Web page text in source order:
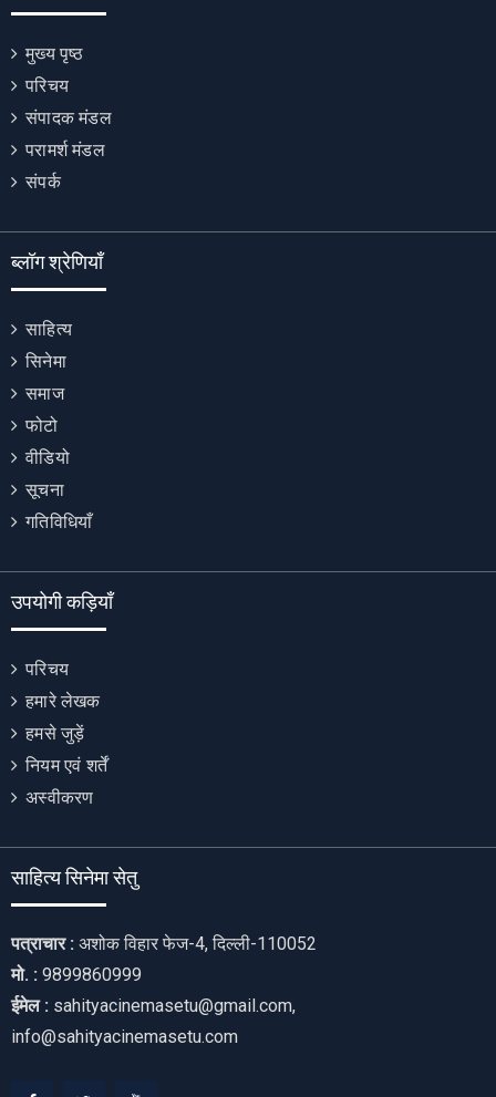
मुख्य पृष्ठ
परिचय
संपादक मंडल
परामर्श मंडल
संपर्क
ब्लॉग श्रेणियाँ
साहित्य
सिनेमा
समाज
फोटो
वीडियो
सूचना
गतिविधियाँ
उपयोगी कड़ियाँ
परिचय
हमारे लेखक
हमसे जुड़ें
नियम एवं शर्तें
अस्वीकरण
साहित्य सिनेमा सेतु
पत्राचार : अशोक विहार फेज-4, दिल्ली-110052
मो. : 9899860999
ईमेल : sahityacinemasetu@gmail.com,
info@sahityacinemasetu.com